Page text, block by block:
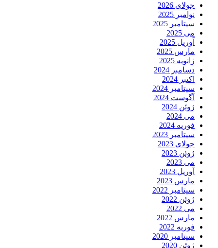
جولای 2026
نوامبر 2025
سپتامبر 2025
می 2025
آوریل 2025
مارس 2025
ژانویه 2025
دسامبر 2024
اکتبر 2024
سپتامبر 2024
آگوست 2024
ژوئن 2024
می 2024
فوریه 2024
سپتامبر 2023
جولای 2023
ژوئن 2023
می 2023
آوریل 2023
مارس 2023
سپتامبر 2022
ژوئن 2022
می 2022
مارس 2022
فوریه 2022
سپتامبر 2020
ژوئن 2020